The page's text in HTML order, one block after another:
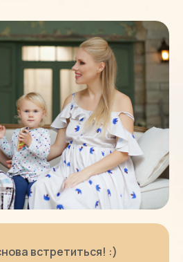
встретиться! :)